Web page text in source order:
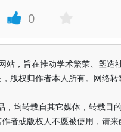
0
，旨在推动学术繁荣、塑造社
版权归作者本人所有。网络
，均转载自其它媒体，转载
者或版权人不愿被使用，请来